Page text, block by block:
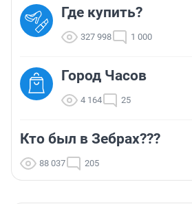
Где купить?
327 998 1 000
Город Часов
4 164 25
Кто был в Зебрах???
88 037 205